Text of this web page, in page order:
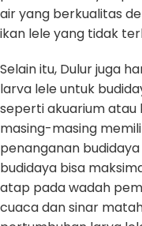
air yang berkualitas
ikan lele yang tidak
Selain itu, Dulur juga
larva lele untuk
seperti akuarium atau
masing-masing
penanganan
budidaya bisa
atap pada wadah
cuaca dan sinar